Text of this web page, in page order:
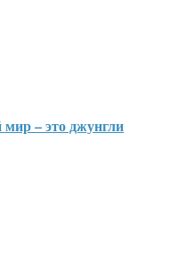
мир – это джунгли